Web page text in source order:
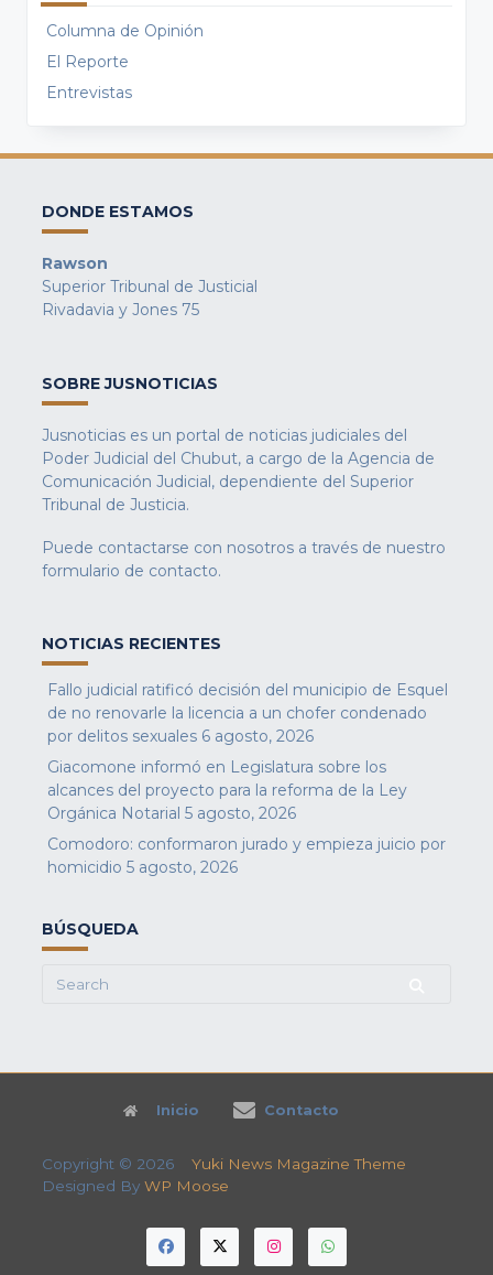
Columna de Opinión
El Reporte
Entrevistas
DONDE ESTAMOS
Rawson
Superior Tribunal de Justicial
Rivadavia y Jones 75
SOBRE JUSNOTICIAS
Jusnoticias es un portal de noticias judiciales del
Poder Judicial del Chubut, a cargo de la Agencia de
Comunicación Judicial, dependiente del Superior
Tribunal de Justicia.
Puede contactarse con nosotros a través de nuestro
formulario de contacto.
NOTICIAS RECIENTES
Fallo judicial ratificó decisión del municipio de Esquel
de no renovarle la licencia a un chofer condenado
por delitos sexuales 6 agosto, 2026
Giacomone informó en Legislatura sobre los
alcances del proyecto para la reforma de la Ley
Orgánica Notarial 5 agosto, 2026
Comodoro: conformaron jurado y empieza juicio por
homicidio 5 agosto, 2026
BÚSQUEDA
Search
Inicio Contacto
Copyright © 2026 Yuki News Magazine Theme
Designed By WP Moose